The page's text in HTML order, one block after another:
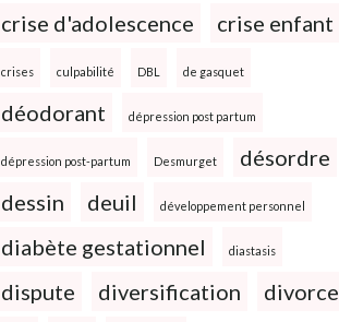
crise d'adolescence
crise enfant
crises culpabilité DBL de gasquet
déodorant dépression post partum
dépression post-partum Desmurget
désordre
dessin
deuil développement personnel
diabète gestationnel diastasis
dispute diversification
divorce